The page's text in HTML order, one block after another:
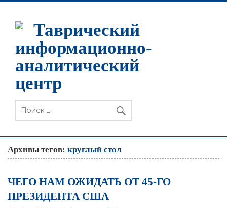
Таврический
информационно-
аналитический
центр
Архивы тегов:круглый стол
ЧЕГО НАМ ОЖИДАТЬ ОТ 45-ГО
ПРЕЗИДЕНТА США